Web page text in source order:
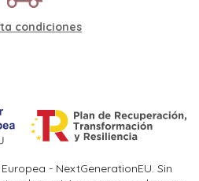
condiciones
- NextGenerationEU. Sin